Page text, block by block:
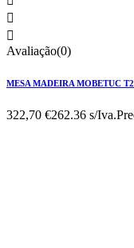


Avaliação(0)
MESA MADEIRA MOBETUC
322,70 €262.36 s/Iva.